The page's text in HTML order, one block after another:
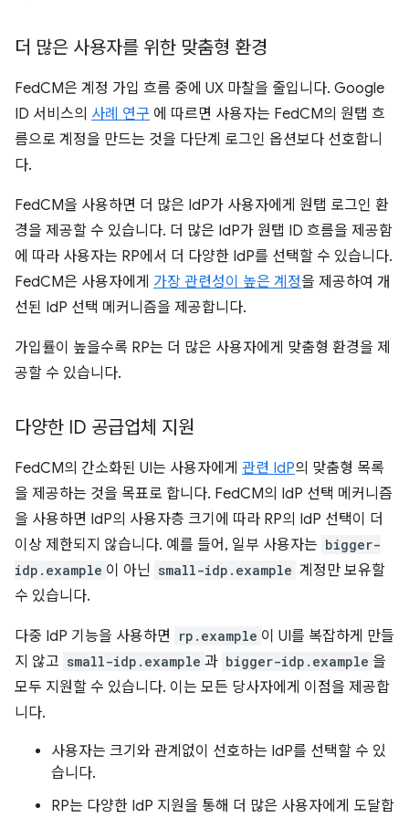
더 많은 사용자를 위한 맞춤형 환경
FedCM은 계정 가입 흐름 중에 UX 마찰을 줄입니다. Google
ID 서비스의 사례 연구 에 따르면 사용자는 FedCM의 원탭 흐
름으로 계정을 만드는 것을 다단계 로그인 옵션보다 선호합니
다.
FedCM을 사용하면 더 많은 IdP가 사용자에게 원탭 로그인 환
경을 제공할 수 있습니다. 더 많은 IdP가 원탭 ID 흐름을 제공함
에 따라 사용자는 RP에서 더 다양한 IdP를 선택할 수 있습니다.
FedCM은 사용자에게 가장 관련성이 높은 계정을 제공하여 개
선된 IdP 선택 메커니즘을 제공합니다.
가입률이 높을수록 RP는 더 많은 사용자에게 맞춤형 환경을 제
공할 수 있습니다.
다양한 ID 공급업체 지원
FedCM의 간소화된 UI는 사용자에게 관련 IdP의 맞춤형 목록
을 제공하는 것을 목표로 합니다. FedCM의 IdP 선택 메커니즘
을 사용하면 IdP의 사용자층 크기에 따라 RP의 IdP 선택이 더
이상 제한되지 않습니다. 예를 들어, 일부 사용자는 bigger-
idp.example 이 아닌 small-idp.example 계정만 보유할
수 있습니다.
다중 IdP 기능을 사용하면 rp.example 이 UI를 복잡하게 만들
지 않고 small-idp.example 과 bigger-idp.example 을
모두 지원할 수 있습니다. 이는 모든 당사자에게 이점을 제공합
니다.
사용자는 크기와 관계없이 선호하는 IdP를 선택할 수 있
습니다.
RP는 다양한 IdP 지원을 통해 더 많은 사용자에게 도달합